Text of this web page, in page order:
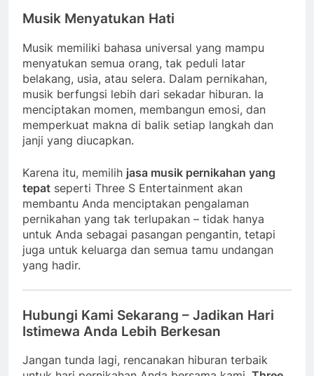
Musik Menyatukan Hati
Musik memiliki bahasa universal yang mampu
menyatukan semua orang, tak peduli latar
belakang, usia, atau selera. Dalam pernikahan,
musik berfungsi lebih dari sekadar hiburan. Ia
menciptakan momen, membangun emosi, dan
memperkuat makna di balik setiap langkah dan
janji yang diucapkan.
Karena itu, memilih jasa musik pernikahan yang
tepat seperti Three S Entertainment akan
membantu Anda menciptakan pengalaman
pernikahan yang tak terlupakan – tidak hanya
untuk Anda sebagai pasangan pengantin, tetapi
juga untuk keluarga dan semua tamu undangan
yang hadir.
Hubungi Kami Sekarang – Jadikan Hari
Istimewa Anda Lebih Berkesan
Jangan tunda lagi, rencanakan hiburan terbaik